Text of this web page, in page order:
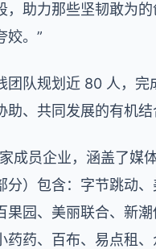
，助力那些坚韧敢为
姣。”
团队规划近 80 人，
、共同发展的有机结
成员企业，涵盖了媒
分）包含：字节跳动
果园、美丽联合、新
药药、百布、易点租